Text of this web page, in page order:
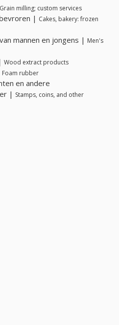
Grain milling; custom services
| Cakes, bakery: frozen
mannen en jongens | Men's
Wood extract products
Foam rubber
en andere
| Stamps, coins, and other